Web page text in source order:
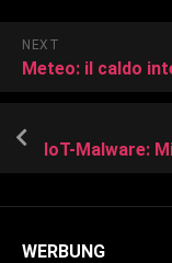
NEXT
WERBUNG